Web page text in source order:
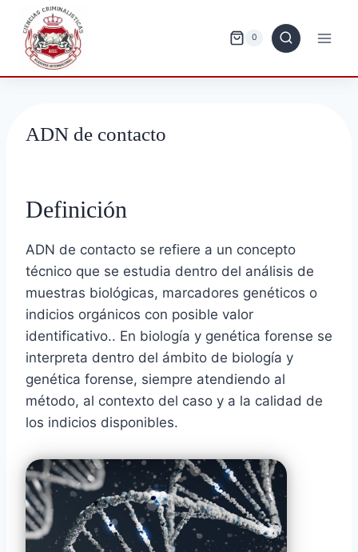
Saltar
contenido
0
ADN de contacto
Definición
ADN de contacto se refiere a un concepto
técnico que se estudia dentro del análisis de
muestras biológicas, marcadores genéticos o
indicios orgánicos con posible valor
identificativo.. En biología y genética forense se
interpreta dentro del ámbito de biología y
genética forense, siempre atendiendo al
método, al contexto del caso y a la calidad de
los indicios disponibles.